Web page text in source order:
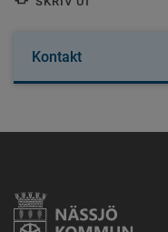
Kontakt